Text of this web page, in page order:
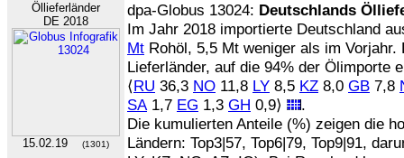
Öllieferländer
DE 2018
15.02.19 (1301)
dpa-Globus 13024: Deutschlands
Im Jahr 2018 importierte Deutschland
Mt Rohöl, 5,5 Mt weniger als im
Lieferländer, auf die 94% der Ölimporte
⟨RU 36,3 NO 11,8 LY 8,5 KZ 8,0 GB 7,8
SA1,7 EG 1,3 GH 0,9⟩
.
Die kumulierten Anteile (%) zeigen die
Ländern: Top3|57, Top6|79, Top9|91,